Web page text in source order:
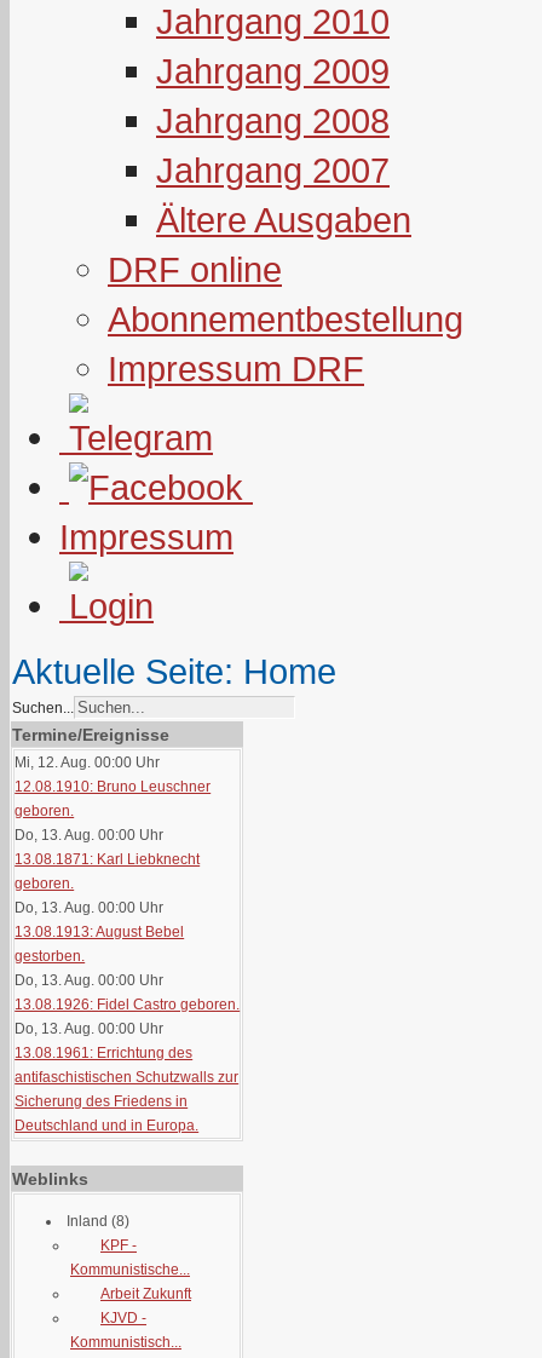
Jahrgang 2010
Jahrgang 2009
Jahrgang 2008
Jahrgang 2007
Ältere Ausgaben
DRF online
Abonnementbestellung
Impressum DRF
Impressum
Aktuelle Seite: Home
Suchen...
Termine/Ereignisse
Mi, 12. Aug. 00:00 Uhr
12.08.1910: Bruno Leuschner
geboren.
Do, 13. Aug. 00:00 Uhr
13.08.1871: Karl Liebknecht
geboren.
Do, 13. Aug. 00:00 Uhr
13.08.1913: August Bebel
gestorben.
Do, 13. Aug. 00:00 Uhr
13.08.1926: Fidel Castro geboren.
Do, 13. Aug. 00:00 Uhr
13.08.1961: Errichtung des
antifaschistischen Schutzwalls zur
Sicherung des Friedens in
Deutschland und in Europa.
Weblinks
Inland (8)
KPF -
Kommunistische...
Arbeit Zukunft
KJVD -
Kommunistisch...